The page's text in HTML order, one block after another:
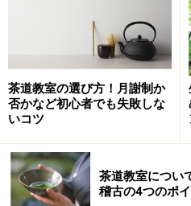
・立花、生花、自由化とい
・草木が持っている特徴を
かすこころを学べる
【草月流】
・形式にとらわれず、“活け
イル
・時代とともに変化すること
感性を磨ける
茶道教室の選び方！月謝制か
否かなど初心者でも失敗しな
いコツ
茶道教室につい
稽古の4つのポ